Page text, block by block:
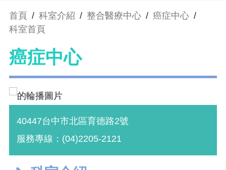
首頁 / 科室介紹 / 整合醫療中心 / 癌症中心 /
科室首頁
癌症中心
40447台中市北區育德路2號
服務專線：(04)2205-2121